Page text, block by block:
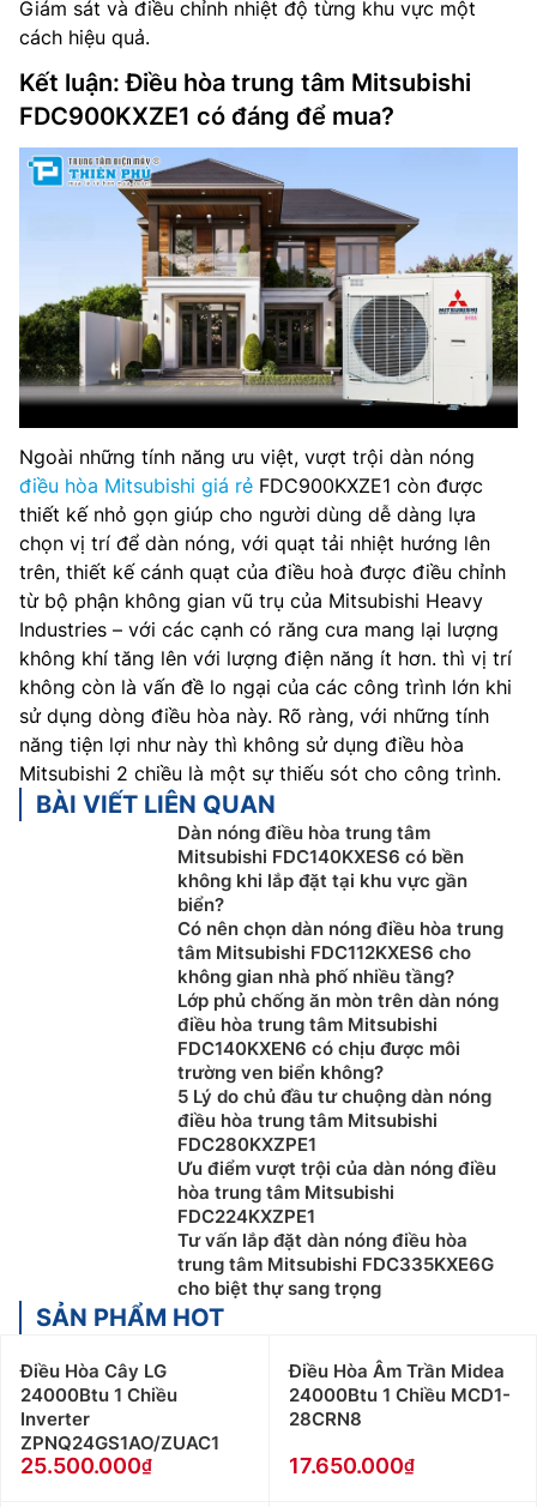
Giám sát và điều chỉnh nhiệt độ từng khu vực một
cách hiệu quả.
Kết luận: Điều hòa trung tâm Mitsubishi
FDC900KXZE1 có đáng để mua?
Ngoài những tính năng ưu việt, vượt trội dàn nóng
điều hòa Mitsubishi giá rẻ FDC900KXZE1 còn được
thiết kế nhỏ gọn giúp cho người dùng dễ dàng lựa
chọn vị trí để dàn nóng, với quạt tải nhiệt hướng lên
trên, thiết kế cánh quạt của điều hoà được điều chỉnh
từ bộ phận không gian vũ trụ của Mitsubishi Heavy
Industries – với các cạnh có răng cưa mang lại lượng
không khí tăng lên với lượng điện năng ít hơn. thì vị trí
không còn là vấn đề lo ngại của các công trình lớn khi
sử dụng dòng điều hòa này. Rõ ràng, với những tính
năng tiện lợi như này thì không sử dụng điều hòa
Mitsubishi 2 chiều là một sự thiếu sót cho công trình.
BÀI VIẾT LIÊN QUAN
Dàn nóng điều hòa trung tâm
Mitsubishi FDC140KXES6 có bền
không khi lắp đặt tại khu vực gần
biển?
Có nên chọn dàn nóng điều hòa trung
tâm Mitsubishi FDC112KXES6 cho
không gian nhà phố nhiều tầng?
Lớp phủ chống ăn mòn trên dàn nóng
điều hòa trung tâm Mitsubishi
FDC140KXEN6 có chịu được môi
trường ven biển không?
5 Lý do chủ đầu tư chuộng dàn nóng
điều hòa trung tâm Mitsubishi
FDC280KXZPE1
Ưu điểm vượt trội của dàn nóng điều
hòa trung tâm Mitsubishi
FDC224KXZPE1
Tư vấn lắp đặt dàn nóng điều hòa
trung tâm Mitsubishi FDC335KXE6G
cho biệt thự sang trọng
SẢN PHẨM HOT
Điều Hòa Cây LG
24000Btu 1 Chiều
Inverter
ZPNQ24GS1AO/ZUAC1
25.500.000
Điều Hòa Âm Trần Midea
24000Btu 1 Chiều MCD1-
28CRN8
17.650.000